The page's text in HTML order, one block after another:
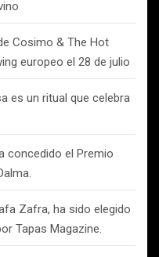
Cosimo & The Hot
europeo el 28 de julio
es un ritual que celebra
concedido el Premio
Zafra, ha sido elegido
Tapas Magazine.